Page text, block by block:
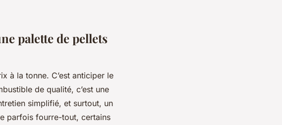
palette de pellets
à la tonne. C’est anticiper le
de qualité, c’est une
simplifié, et surtout, un
parfois fourre-tout, certains